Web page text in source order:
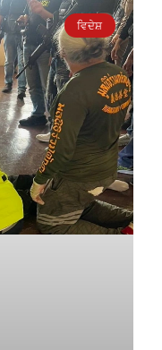
ਵਿਦੇਸ਼